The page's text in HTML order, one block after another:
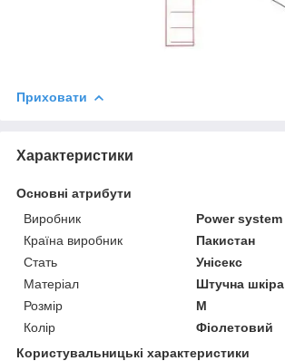
Приховати
Характеристики
Основні атрибути
Виробник
Power system
Країна виробник
Пакистан
Стать
Унісекс
Матеріал
Штучна шкіра
Розмір
M
Колір
Фіолетовий
Користувальницькі характеристики